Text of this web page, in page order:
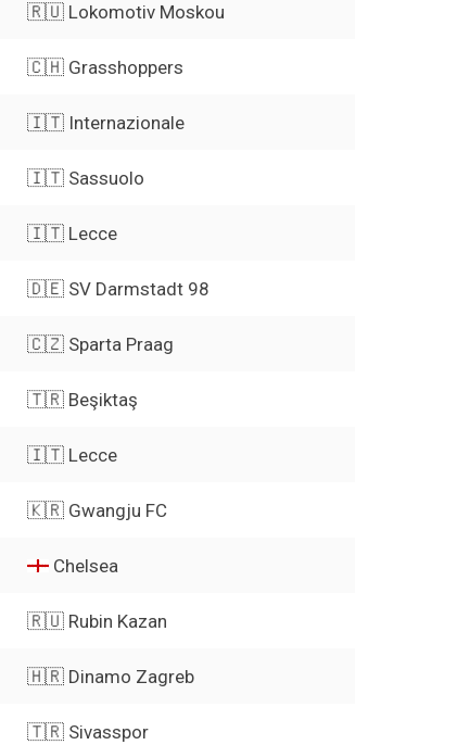
🇷🇺 Lokomotiv Moskou
🇨🇭 Grasshoppers
🇮🇹 Internazionale
🇮🇹 Sassuolo
🇮🇹 Lecce
🇩🇪 SV Darmstadt 98
🇨🇿 Sparta Praag
🇹🇷 Beşiktaş
🇮🇹 Lecce
🇰🇷 Gwangju FC
Chelsea
🇷🇺 Rubin Kazan
🇭🇷 Dinamo Zagreb
🇹🇷 Sivasspor